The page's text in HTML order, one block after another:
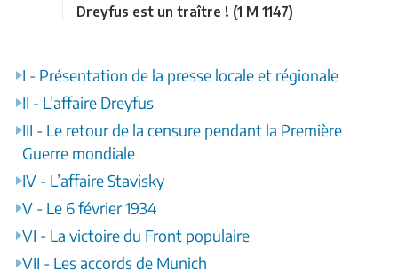
Dreyfus est un traître ! (1 M 1147)
I - Présentation de la presse locale et régionale
II - L’affaire Dreyfus
III - Le retour de la censure pendant la Première
Guerre mondiale
IV - L’affaire Stavisky
V - Le 6 février 1934
VI - La victoire du Front populaire
VII - Les accords de Munich